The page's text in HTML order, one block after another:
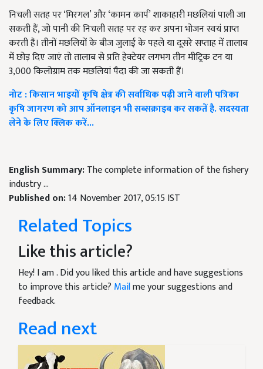
निचली सतह पर ‘मिरगल’ और ‘कामन कार्प’ शाकाहारी मछलियां पाली जा
सकती हैं, जो पानी की निचली सतह पर रह कर अपना भोजन स्वयं प्राप्त
करती हैं। तीनों मछलियों के बीज जुलाई के पहले या दूसरे सप्ताह में तालाब
में छोड़ दिए जाएं तो तालाब से प्रति हेक्टेयर लगभग तीन मीट्रिक टन या
3,000 किलोग्राम तक मछलियां पैदा की जा सकती हैं।
नोट : किसान भाइयों कृषि क्षेत्र की सर्वाधिक पढ़ी जाने वाली पत्रिका
कृषि जागरण को आप ऑनलाइन भी सब्सक्राइब कर सकतें है. सदस्यता
लेने के लिए क्लिक करें...
English Summary:The complete information of the fishery
industry ...
Published on:14 November 2017, 05:15 IST
Related Topics
Like this article?
Hey! I am. Did you liked this article and have suggestions
to improve this article? Mailme your suggestions and
feedback.
Read next